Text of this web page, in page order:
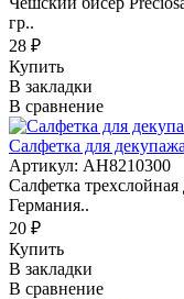
гр..
28 ₽
Купить
В закладки
В сравнение
Салфетка для
Артикул: AH8210300
Салфетка
Германия..
20 ₽
Купить
В закладки
В сравнение